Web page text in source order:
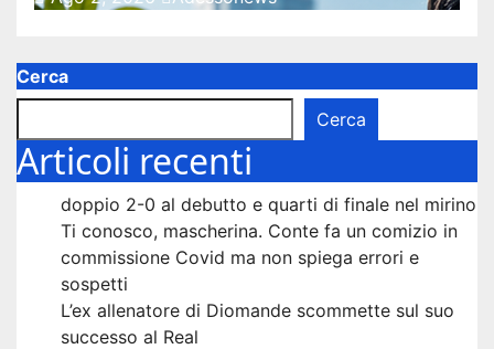
Cerca
Cerca
Articoli recenti
doppio 2-0 al debutto e quarti di finale nel mirino
Ti conosco, mascherina. Conte fa un comizio in
commissione Covid ma non spiega errori e
sospetti
L’ex allenatore di Diomande scommette sul suo
successo al Real